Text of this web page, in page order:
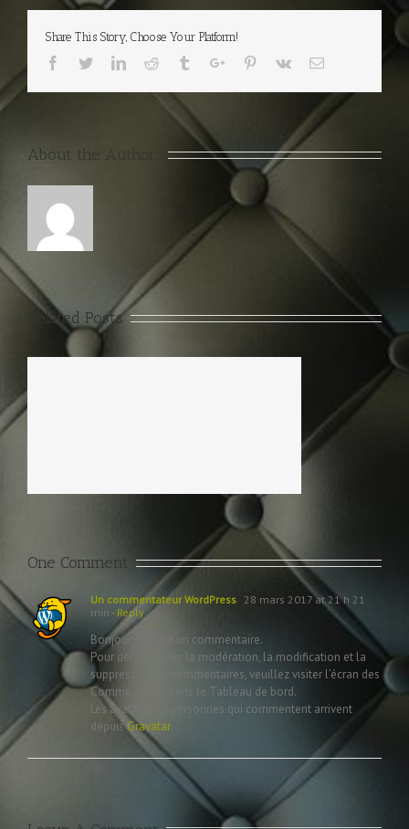
Share This Story, Choose Your Platform!
Facebook
TwitterLinkedinReddit TumblrGoogle+Pinterest
Vk Email
About the Author:
Related Posts
One Comment
Un commentateur WordPress 28 mars 2017 at 21 h 21
min - Reply
Bonjour, ceci est un commentaire.
Pour débuter avec la modération, la modification et la
suppression de commentaires, veuillez visiter l’écran des
Commentaires dans le Tableau de bord.
Les avatars des personnes qui commentent arrivent
depuisGravatar.